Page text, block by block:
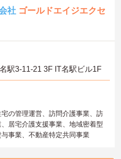
社 ゴールドエイジエクセ
駅3‐11‐21 3F IT名駅ビル1F
の管理運営、訪問介護事業、訪
居宅介護支援事業、地域密着型
事業、不動産特定共同事業